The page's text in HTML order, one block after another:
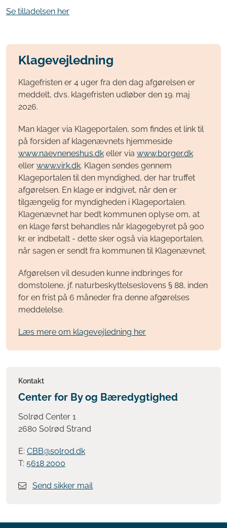
Se tilladelsen her
Klagevejledning
Klagefristen er 4 uger fra den dag afgørelsen er
meddelt, dvs. klagefristen udløber den 19. maj
2026.
Man klager via Klageportalen, som findes et link til
på forsiden af klagenævnets hjemmeside
www.naevneneshus.dk eller via www.borger.dk
eller www.virk.dk. Klagen sendes gennem
Klageportalen til den myndighed, der har truffet
afgørelsen. En klage er indgivet, når den er
tilgængelig for myndigheden i Klageportalen.
Klagenævnet har bedt kommunen oplyse om, at
en klage først behandles når klagegebyret på 900
kr. er indbetalt - dette sker også via klageportalen,
når sagen er sendt fra kommunen til Klagenævnet.
Afgørelsen vil desuden kunne indbringes for
domstolene, jf. naturbeskyttelseslovens § 88, inden
for en frist på 6 måneder fra denne afgørelses
meddelelse.
Læs mere om klagevejledning her
Kontakt
Center for By og Bæredygtighed
Solrød Center 1
2680 Solrød Strand
E: CBB@solrod.dk
T: 5618 2000
Send sikker mail